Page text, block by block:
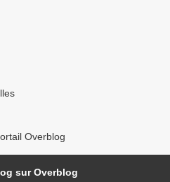
Overblog
sur Overblog